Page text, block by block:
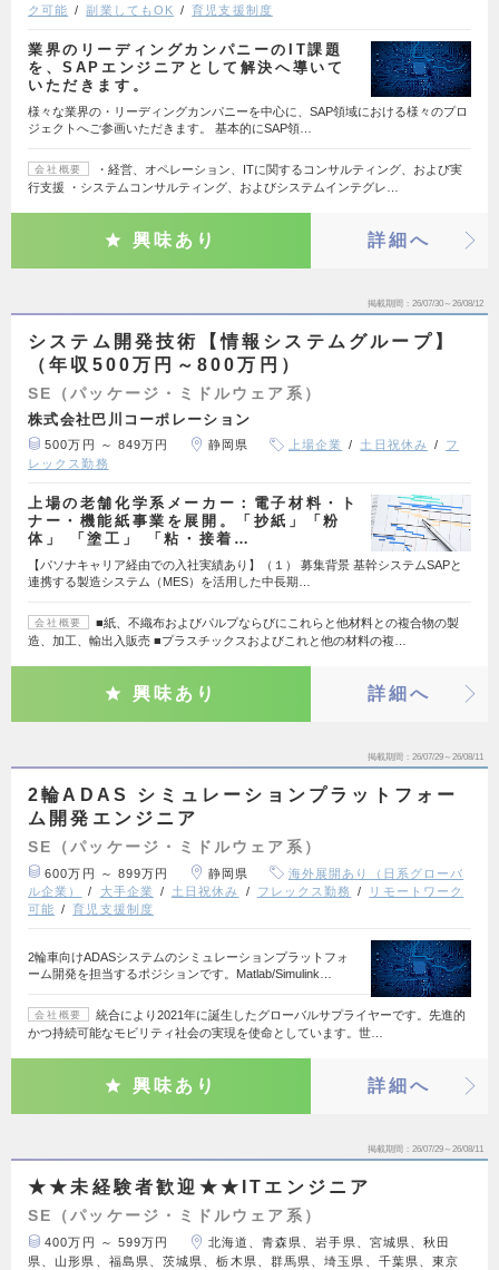
ク可能
副業してもOK 育児支援制度
業界のリーディングカンパニーのIT課題
を、SAPエンジニアとして解決へ導いて
いただきます。
様々な業界の・リーディングカンパニーを中心に、SAP領域における様々のプロ
ジェクトへご参画いただきます。 基本的にSAP領…
会社概要
・経営、オペレーション、ITに関するコンサルティング、および実
行支援 ・システムコンサルティング、およびシステムインテグレ…
興味あり 詳細へ
掲載期間 26/07/30～26/08/12
システム開発技術【情報システムグループ】
（年収500万円～800万円）
SE（パッケージ・ミドルウェア系）
株式会社巴川コーポレーション
500万円 ～ 849万円 静岡県 上場企業 土日祝休み
フ
レックス勤務
上場の老舗化学系メーカー：電子材料・ト
ナー・機能紙事業を展開。「抄紙」「粉
体」 「塗工」 「粘・接着…
【パソナキャリア経由での入社実績あり】（１） 募集背景 基幹システムSAPと
連携する製造システム（MES）を活用した中長期…
会社概要
■紙、不織布およびパルプならびにこれらと他材料との複合物の製
造、加工、輸出入販売 ■プラスチックスおよびこれと他の材料の複…
興味あり 詳細へ
掲載期間 26/07/29～26/08/11
2輪ADAS シミュレーションプラットフォー
ム開発エンジニア
SE（パッケージ・ミドルウェア系）
600万円 ～ 899万円 静岡県
海外展開あり（日系グローバ
ル企業）
大手企業 土日祝休み フレックス勤務
リモートワーク
可能
育児支援制度
2輪車向けADASシステムのシミュレーションプラットフォ
ーム開発を担当するポジションです。Matlab/Simulink…
会社概要
統合により2021年に誕生したグローバルサプライヤーです。先進的
かつ持続可能なモビリティ社会の実現を使命としています。世…
興味あり 詳細へ
掲載期間 26/07/29～26/08/11
★★未経験者歓迎★★ITエンジニア
SE（パッケージ・ミドルウェア系）
400万円 ～ 599万円
北海道、青森県、岩手県、宮城県、秋田
県、山形県、福島県、茨城県、栃木県、群馬県、埼玉県、千葉県、東京